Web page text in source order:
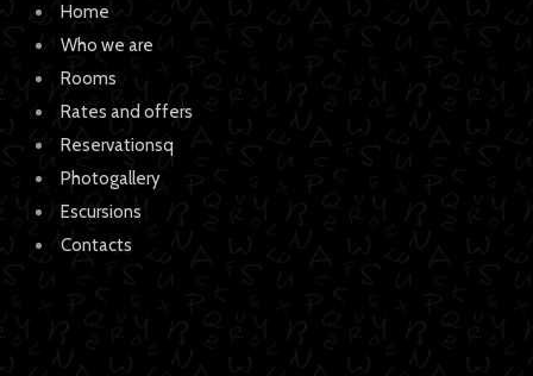
Home
Who we are
Rooms
Rates and offers
Reservationsq
Photogallery
Escursions
Contacts